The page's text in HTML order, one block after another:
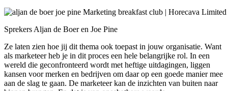
Sprekers Aljan de Boer en Joe Pine
Ze laten zien hoe jij dit thema ook toepast in jouw organisatie. Want
als marketeer heb je in dit proces een hele belangrijke rol. In een
wereld die geconfronteerd wordt met heftige uitdagingen, liggen
kansen voor merken en bedrijven om daar op een goede manier mee
aan de slag te gaan. De marketeer kan de inzichten van buiten naar